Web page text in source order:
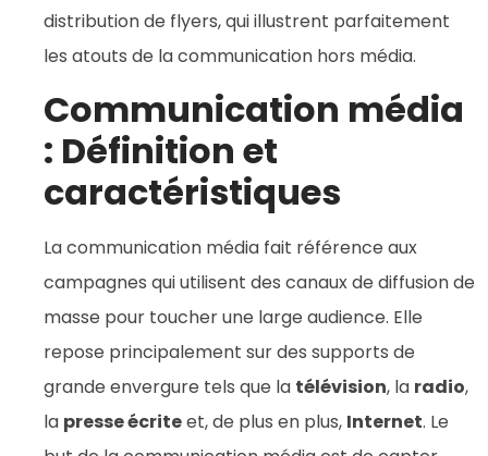
distribution de flyers, qui illustrent parfaitement
les atouts de la communication hors média.
Communication média
: Définition et
caractéristiques
La communication média fait référence aux
campagnes qui utilisent des canaux de diffusion de
masse pour toucher une large audience. Elle
repose principalement sur des supports de
grande envergure tels que la télévision, la radio,
la presse écriteet, de plus en plus, Internet. Le